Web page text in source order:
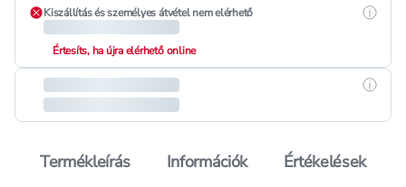
Kiszállítás és személyes átvétel nem elérhető
Értesíts, ha újra elérhető online
Termékleírás Információk Értékelések